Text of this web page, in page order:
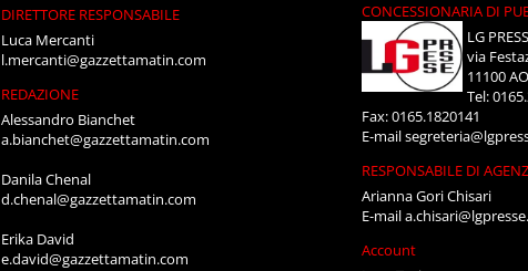
DIRETTORE RESPONSABILE
Luca Mercanti
l.mercanti@gazzettamatin.com
REDAZIONE
Alessandro Bianchet
a.bianchet@gazzettamatin.com
Danila Chenal
d.chenal@gazzettamatin.com
Erika David
e.david@gazzettamatin.com
CONCESSIONARIA DI
LG
via
11100
Tel:
Fax: 0165.1820141
E-mail
RESPONSABILE DI
Arianna Gori Chisari
E-mail
Account